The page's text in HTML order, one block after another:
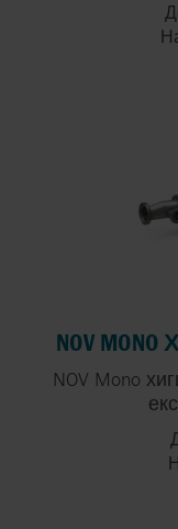
NOV
NOV Mono